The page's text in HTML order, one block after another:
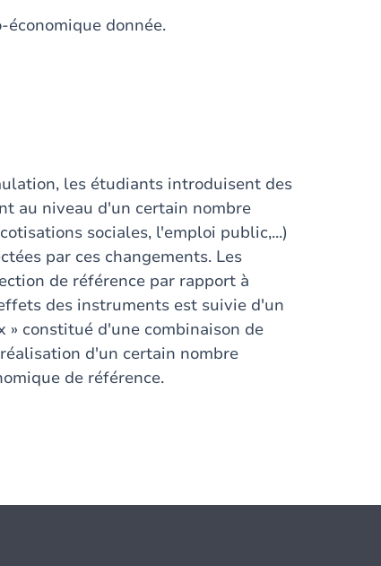
donnée.
les étudiants introduisent des
au niveau d'un certain nombre
sociales, l'emploi public,...)
par ces changements. Les
de référence par rapport à
des instruments est suivie d'un
constitué d'une combinaison de
d'un certain nombre
de référence.